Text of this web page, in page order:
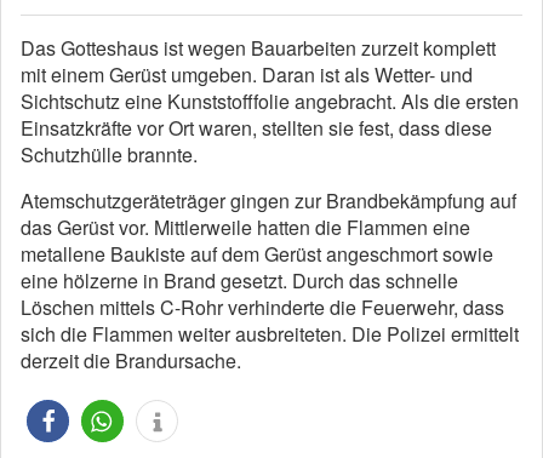
Das Gotteshaus ist wegen Bauarbeiten zurzeit komplett
mit einem Gerüst umgeben. Daran ist als Wetter- und
Sichtschutz eine Kunststofffolie angebracht. Als die ersten
Einsatzkräfte vor Ort waren, stellten sie fest, dass diese
Schutzhülle brannte.
Atemschutzgeräteträger gingen zur Brandbekämpfung auf
das Gerüst vor. Mittlerweile hatten die Flammen eine
metallene Baukiste auf dem Gerüst angeschmort sowie
eine hölzerne in Brand gesetzt. Durch das schnelle
Löschen mittels C-Rohr verhinderte die Feuerwehr, dass
sich die Flammen weiter ausbreiteten. Die Polizei ermittelt
derzeit die Brandursache.